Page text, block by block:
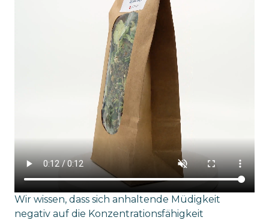
Wir wissen, dass sich anhaltende Müdigkeit
negativ auf die Konzentrationsfähigkeit